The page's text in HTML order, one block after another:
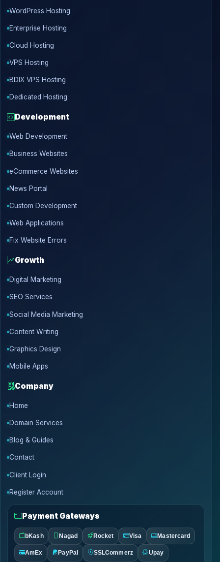
WordPress Hosting
Enterprise Hosting
Cloud Hosting
VPS Hosting
BDIX VPS Hosting
Dedicated Hosting
Development
Web Development
Business Websites
eCommerce Websites
News Portal
Custom Development
Web Applications
Fix Website Errors
Growth
Digital Marketing
SEO Services
Social Media Marketing
Content Writing
Graphics Design
Mobile Apps
Company
Home
Domain Services
Blog & Guides
Contact
Client Login
Register Account
Payment Gateways
bKash Nagad Rocket Visa Mastercard
AmEx PayPal SSLCommerz Upay